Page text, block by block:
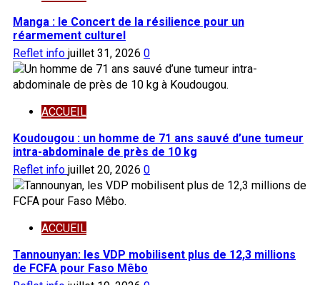
Manga : le Concert de la résilience pour un
réarmement culturel
Reflet info juillet 31, 2026 0
ACCUEIL
Koudougou : un homme de 71 ans sauvé d’une tumeur
intra-abdominale de près de 10 kg
Reflet info juillet 20, 2026 0
ACCUEIL
Tannounyan: les VDP mobilisent plus de 12,3 millions
de FCFA pour Faso Mêbo